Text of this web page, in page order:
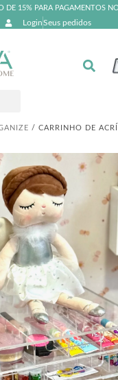
DE 15% PARA PAGAMENTOS
LoginSeus pedidos
/ CARRINHO DE